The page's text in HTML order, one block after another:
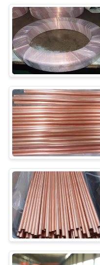
AKTUALNOŚCI
PRZYPADKI
SITEMAP
PRIVACY
POLICY